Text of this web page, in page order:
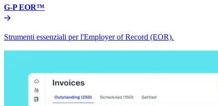
G-P EOR™​​
Strumenti essenziali per l'Employer of Record (EOR).​​